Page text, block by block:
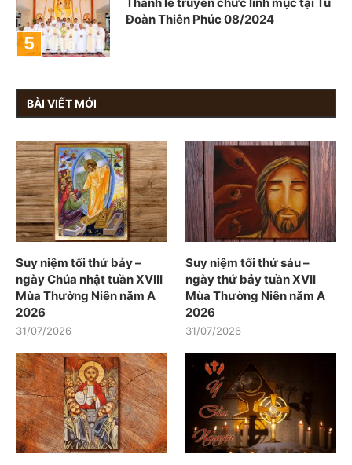
Đoàn Thiên Phúc 08/2024
BÀI VIẾT MỚI
Suy niệm tối thứ bảy –
ngày Chúa nhật tuần XVIII
Mùa Thường Niên năm A
2026
31/07/2026
Suy niệm tối thứ sáu –
ngày thứ bảy tuần XVII
Mùa Thường Niên năm A
2026
31/07/2026